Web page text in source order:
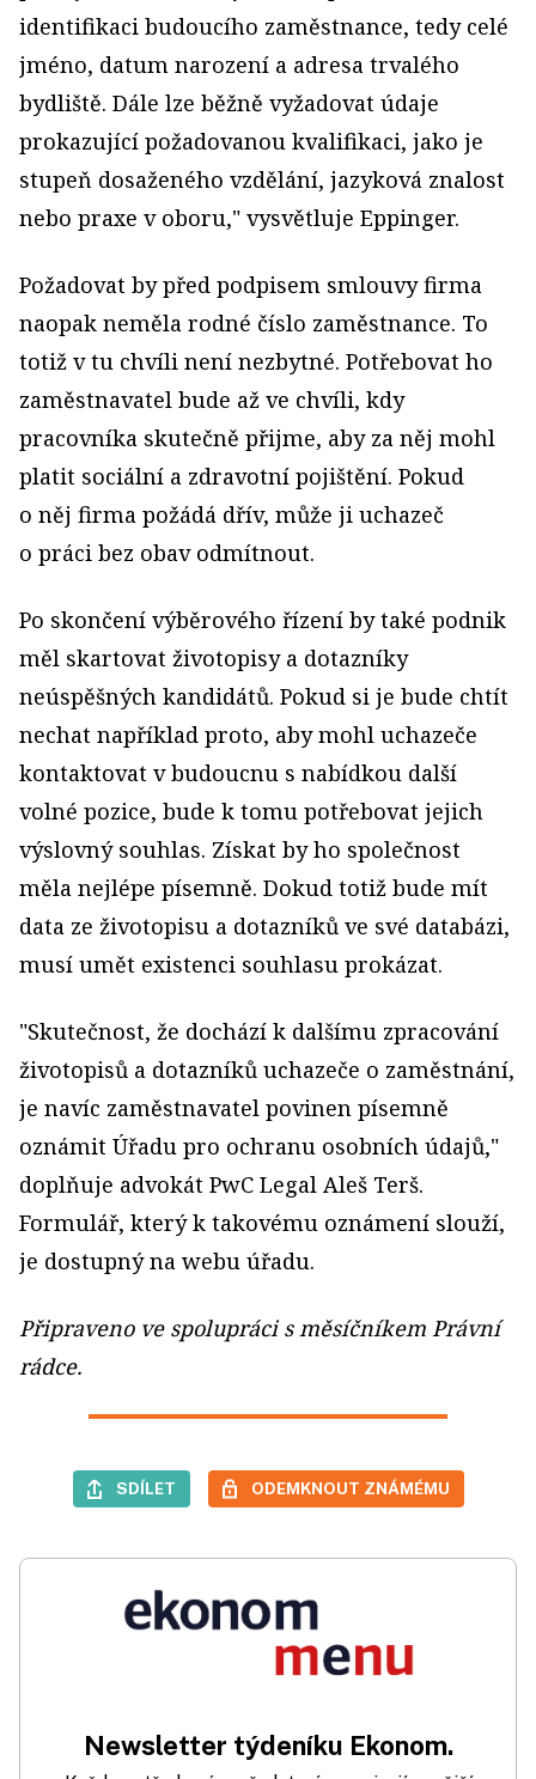
identifikaci budoucího zaměstnance, tedy celé
jméno, datum narození a adresa trvalého
bydliště. Dále lze běžně vyžadovat údaje
prokazující požado­vanou kvalifikaci, jako je
stupeň dosaženého vzdělání, jazyková znalost
nebo praxe v oboru," vysvětluje Eppinger.
Požadovat by před podpisem smlouvy firma
naopak neměla rodné číslo zaměstnance. To
totiž v tu chvíli není nezbytné. Potřebovat ho
zaměstnavatel bude až ve chvíli, kdy
pracovníka skutečně přijme, aby za něj mohl
platit sociální a zdravotní pojištění. Pokud
o něj firma požádá dřív, může ji uchazeč
o práci bez obav odmítnout.
Po skončení výběrového řízení by také podnik
měl skartovat životopisy a dotazníky
neúspěšných kan­didátů. Pokud si je bude chtít
nechat například proto, aby mohl uchazeče
kontaktovat v budoucnu s nabídkou další
volné pozice, bude k tomu potřebovat jejich
vý­slovný souhlas. Získat by ho společnost
měla nejlépe písemně. Dokud totiž bude mít
data ze životopisu a dotazníků ve své databázi,
musí umět existenci souhlasu prokázat.
"Skutečnost, že dochází k dalšímu zpracování
životopisů a dotazníků uchazeče o zaměstnání,
je navíc zaměstnavatel povinen písemně
oznámit Úřadu pro ochranu osobních údajů,"
doplňuje advokát PwC Legal Aleš Terš.
Formulář, který k takovému oznámení slouží,
je dostupný na webu úřadu.
Připraveno ve spolupráci s měsíčníkem Právní
rádce.
SDÍLET ODEMKNOUT ZNÁMÉMU
Newsletter týdeníku Ekonom.